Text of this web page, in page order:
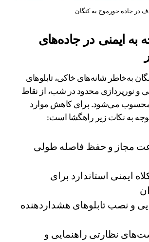
در جاده خورموج به کنگان
ایمنی در جاده‌های
به‌خاطر شانه‌های خاکی، تابلوهای
و نورپردازی محدود در شب، از نقاط
محسوب می‌شود. برای کاهش موارد
به نکات زیر راهگشا است:
مجاز و حفظ فاصله طولی
ایمنی استاندارد برای
و نصب تابلوهای هشداردهنده
نظارتی راهنمایی و